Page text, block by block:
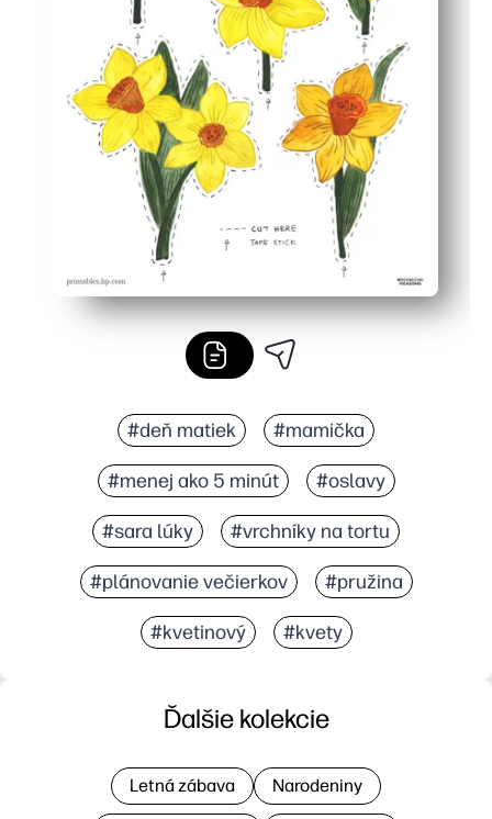
#deň matiek #mamička
#menej ako 5 minút #oslavy
#sara lúky #vrchníky na tortu
#plánovanie večierkov #pružina
#kvetinový #kvety
Ďalšie kolekcie
Letná zábava Narodeniny